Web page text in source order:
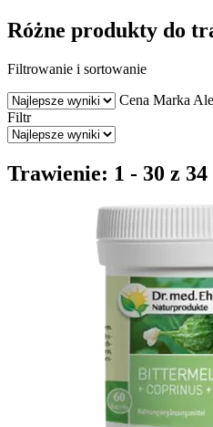
Różne produkty do
Filtrowanie i sortowanie
Cena Marka
Filtr
Trawienie: 1 - 30 z